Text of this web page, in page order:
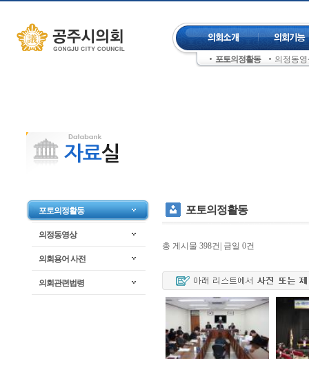
주메뉴 건너뛰기
포토의정활동 의정동
좌측메뉴 건너뛰기
포토의정활동
의정동영상
의회용어 사전
의회관련법령
포토의정활동
총 게시물 398건| 금일 0건